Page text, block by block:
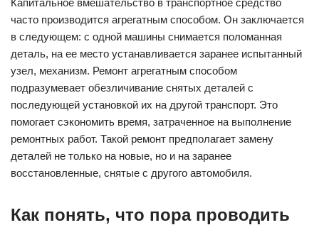
Капитальное вмешательство в транспортное средство
часто производится агрегатным способом. Он заключается
в следующем: с одной машины снимается поломанная
деталь, на ее место устанавливается заранее испытанный
узел, механизм. Ремонт агрегатным способом
подразумевает обезличивание снятых деталей с
последующей установкой их на другой транспорт. Это
помогает сэкономить время, затраченное на выполнение
ремонтных работ. Такой ремонт предполагает замену
деталей не только на новые, но и на заранее
восстановленные, снятые с другого автомобиля.
Как понять, что пора проводить